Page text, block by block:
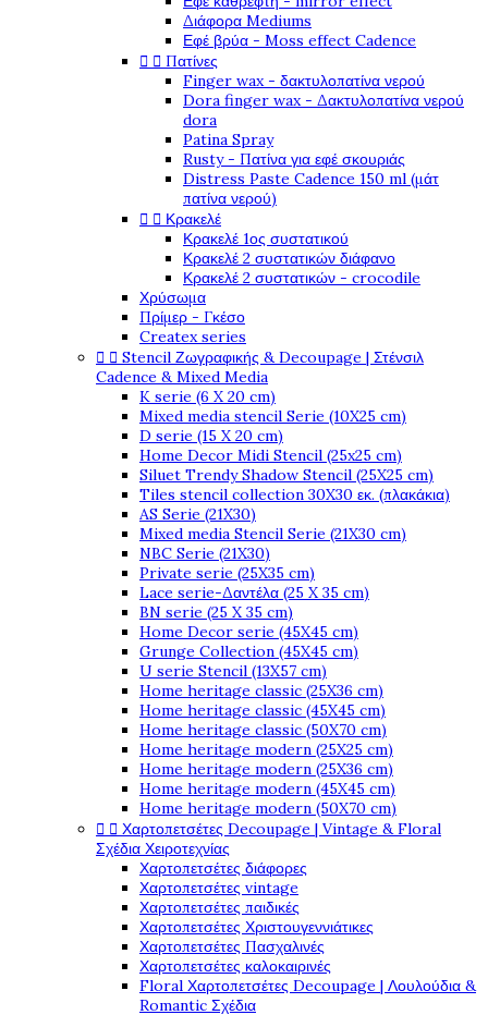
Διάφορα Mediums
Εφέ βρύα - Moss effect Cadence
  Πατίνες
Finger wax - δακτυλοπατίνα νερού
Dora finger wax - Δακτυλοπατίνα νερού
dora
Patina Spray
Rusty - Πατίνα για εφέ σκουριάς
Distress Paste Cadence 150 ml (μάτ
πατίνα νερού)
  Κρακελέ
Κρακελέ 1ος συστατικού
Κρακελέ 2 συστατικών διάφανο
Κρακελέ 2 συστατικών - crocodile
Χρύσωμα
Πρίμερ - Γκέσο
Createx series
  Stencil Ζωγραφικής & Decoupage | Στένσιλ
Cadence & Mixed Media
K serie (6 X 20 cm)
Mixed media stencil Serie (10X25 cm)
D serie (15 X 20 cm)
Home Decor Midi Stencil (25x25 cm)
Siluet Trendy Shadow Stencil (25X25 cm)
Tiles stencil collection 30X30 εκ. (πλακάκια)
AS Serie (21X30)
Mixed media Stencil Serie (21X30 cm)
NBC Serie (21X30)
Private serie (25X35 cm)
Lace serie-Δαντέλα (25 X 35 cm)
BN serie (25 X 35 cm)
Home Decor serie (45X45 cm)
Grunge Collection (45X45 cm)
U serie Stencil (13X57 cm)
Home heritage classic (25X36 cm)
Home heritage classic (45X45 cm)
Home heritage classic (50X70 cm)
Home heritage modern (25X25 cm)
Home heritage modern (25X36 cm)
Home heritage modern (45X45 cm)
Home heritage modern (50X70 cm)
  Χαρτοπετσέτες Decoupage | Vintage & Floral
Σχέδια Χειροτεχνίας
Χαρτοπετσέτες διάφορες
Χαρτοπετσέτες vintage
Χαρτοπετσέτες παιδικές
Χαρτοπετσέτες Χριστουγεννιάτικες
Χαρτοπετσέτες Πασχαλινές
Χαρτοπετσέτες καλοκαιρινές
Floral Χαρτοπετσέτες Decoupage | Λουλούδια &
Romantic Σχέδια